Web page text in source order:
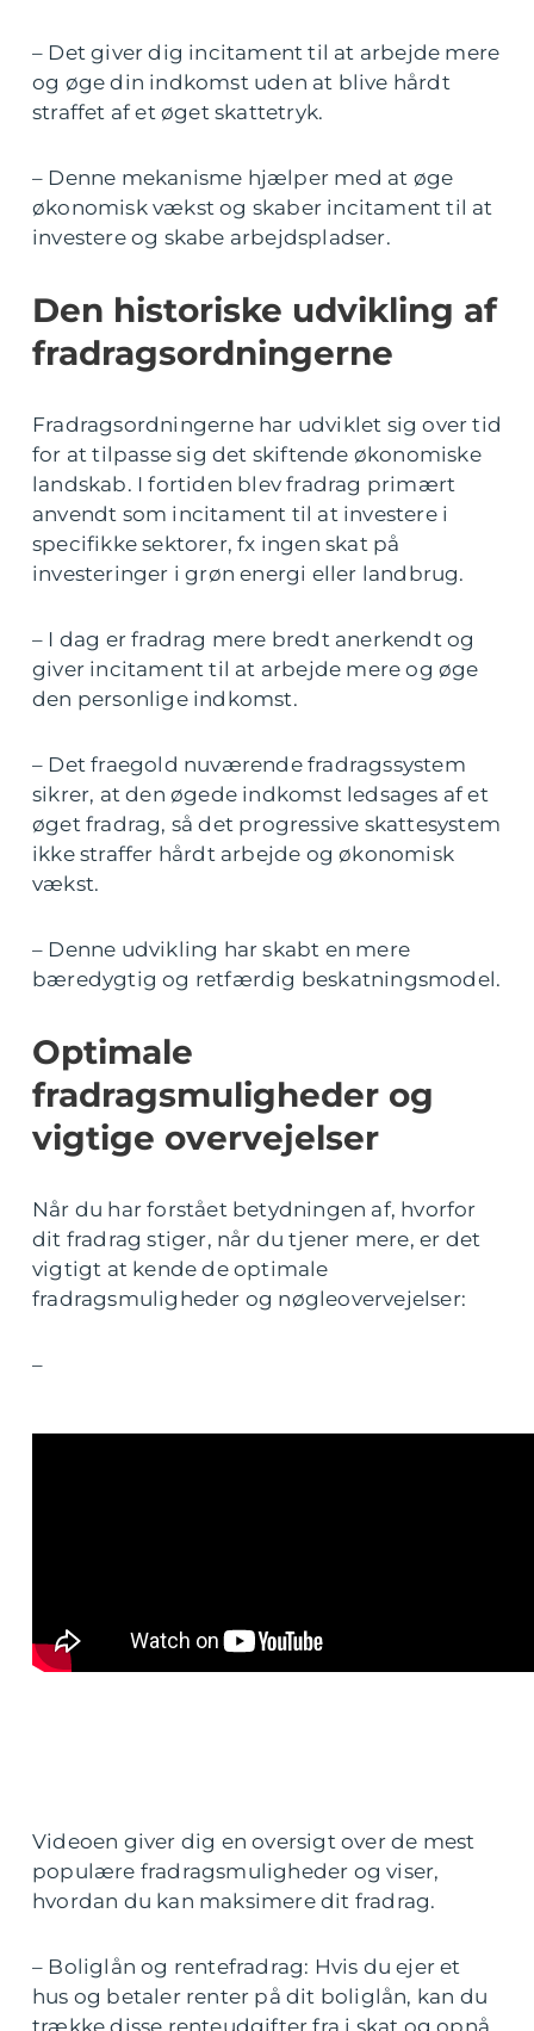
– Det giver dig incitament til at arbejde mere
og øge din indkomst uden at blive hårdt
straffet af et øget skattetryk.
– Denne mekanisme hjælper med at øge
økonomisk vækst og skaber incitament til at
investere og skabe arbejdspladser.
Den historiske udvikling af
fradragsordningerne
Fradragsordningerne har udviklet sig over tid
for at tilpasse sig det skiftende økonomiske
landskab. I fortiden blev fradrag primært
anvendt som incitament til at investere i
specifikke sektorer, fx ingen skat på
investeringer i grøn energi eller landbrug.
– I dag er fradrag mere bredt anerkendt og
giver incitament til at arbejde mere og øge
den personlige indkomst.
– Det fraegold nuværende fradragssystem
sikrer, at den øgede indkomst ledsages af et
øget fradrag, så det progressive skattesystem
ikke straffer hårdt arbejde og økonomisk
vækst.
– Denne udvikling har skabt en mere
bæredygtig og retfærdig beskatningsmodel.
Optimale
fradragsmuligheder og
vigtige overvejelser
Når du har forstået betydningen af, hvorfor
dit fradrag stiger, når du tjener mere, er det
vigtigt at kende de optimale
fradragsmuligheder og nøgleovervejelser:
–
Videoen giver dig en oversigt over de mest
populære fradragsmuligheder og viser,
hvordan du kan maksimere dit fradrag.
– Boliglån og rentefradrag: Hvis du ejer et
hus og betaler renter på dit boliglån, kan du
trække disse renteudgifter fra i skat og opnå